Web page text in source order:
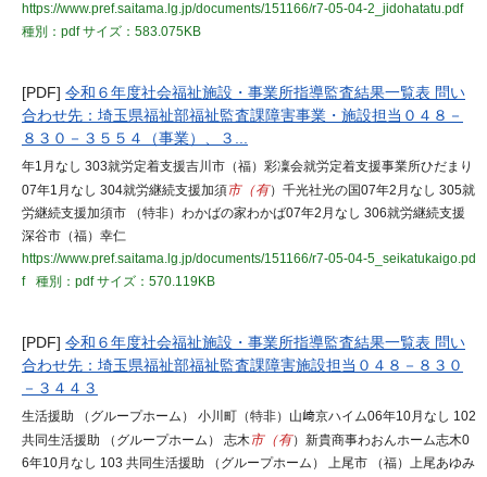
https://www.pref.saitama.lg.jp/documents/151166/r7-05-04-2_jidohatatu.pdf
種別：pdfサイズ：583.075KB
[PDF] 令和６年度社会福祉施設・事業所指導監査結果一覧表 問い
合わせ先：埼玉県福祉部福祉監査課障害事業・施設担当０４８－
８３０－３５５４（事業）、３...
年1月なし 303就労定着支援吉川市（福）彩凜会就労定着支援事業所ひだまり
07年1月なし 304就労継続支援加須市（有）千光社光の国07年2月なし 305就
労継続支援加須市 （特非）わかばの家わかば07年2月なし 306就労継続支援
深谷市（福）幸仁
https://www.pref.saitama.lg.jp/documents/151166/r7-05-04-5_seikatukaigo.pd
f
種別：pdfサイズ：570.119KB
[PDF] 令和６年度社会福祉施設・事業所指導監査結果一覧表 問い
合わせ先：埼玉県福祉部福祉監査課障害施設担当０４８－８３０
－３４４３
生活援助 （グループホーム） 小川町（特非）山﨑京ハイム06年10月なし 102
共同生活援助 （グループホーム） 志木市（有）新貴商事わおんホーム志木0
6年10月なし 103 共同生活援助 （グループホーム） 上尾市 （福）上尾あゆみ